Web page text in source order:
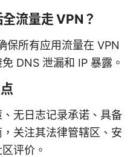
流量走 VPN？
保所有应用流量在 VPN
DNS 泄漏和 IP 暴露。
无日志记录承诺、具备
关注其法律管辖区、安
评价。